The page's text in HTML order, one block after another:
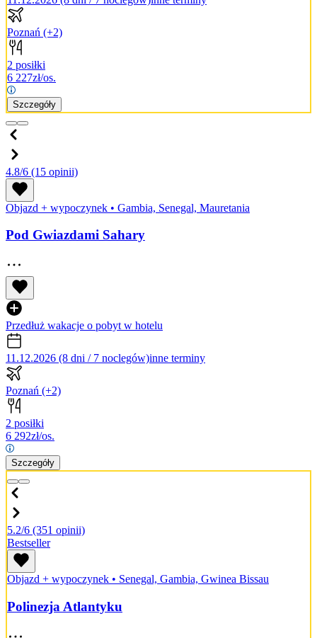
Poznań (+2)
2 posiłki
6 227zł/os.
Szczegóły
4.8/6 (15 opinii)
Objazd + wypoczynek • Gambia, Senegal, Mauretania
Pod Gwiazdami Sahary
Przedłuż wakacje o pobyt w hotelu
11.12.2026 (8 dni / 7 noclegów)inne terminy
Poznań (+2)
2 posiłki
6 292zł/os.
Szczegóły
5.2/6 (351 opinii)
Bestseller
Objazd + wypoczynek • Senegal, Gambia, Gwinea Bissau
Polinezja Atlantyku